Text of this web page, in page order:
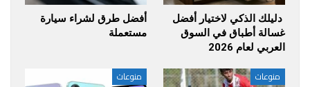
دليلك الذكي لاختيار أفضل
غسالة أطباق في السوق
العربي لعام 2026
أفضل طرق لشراء سيارة
مستعملة
منوعات منوعات